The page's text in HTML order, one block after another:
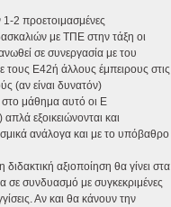
2 προετοιμασμένες
με ΤΠΕ στην τάξη οι
σε συνεργασία με του
τους Ε42ή άλλους έμπειρους στις
(αν είναι δυνατόν)
στο μάθημα αυτό οι Ε
εξοικειώνονται και
ανάλογα και με το υπόβαθρο
αξιοποίηση θα γίνει στα
σε συνδυασμό με συγκεκριμένες
Αν και θα κάνουν την